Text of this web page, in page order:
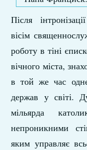
Після
вісім
роботу в тіні
вічного міста,
в той же час
держав у світі.
мільярда
непроникними
яким управляє